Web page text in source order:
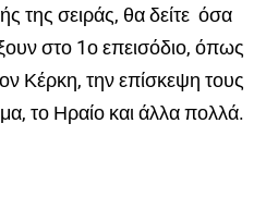
της σειράς, θα δείτε όσα
στο 1ο επεισόδιο, όπως
Κέρκη, την επίσκεψη τους
το Ηραίο και άλλα πολλά.